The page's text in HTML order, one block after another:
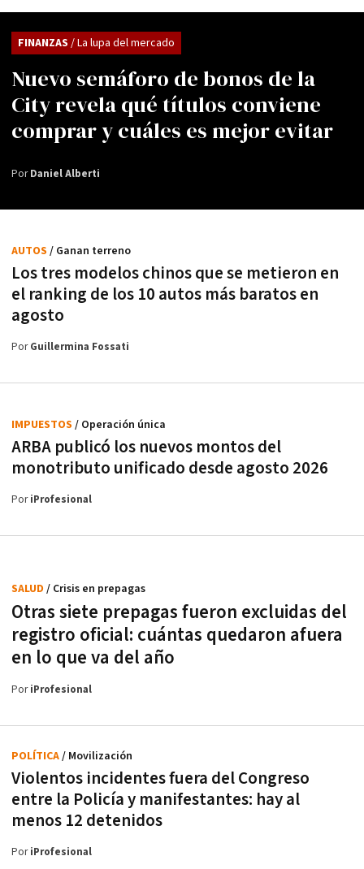
Nuevo semáforo de bonos de la
City revela qué títulos conviene
comprar y cuáles es mejor evitar
FINANZAS / La lupa del mercado
PorDaniel Alberti
Los tres modelos chinos que se metieron en
el ranking de los 10 autos más baratos en
agosto
AUTOS / Ganan terreno
PorGuillermina Fossati
ARBA publicó los nuevos montos del
monotributo unificado desde agosto 2026
IMPUESTOS / Operación única
PoriProfesional
Otras siete prepagas fueron excluidas del
registro oficial: cuántas quedaron afuera
en lo que va del año
SALUD / Crisis en prepagas
PoriProfesional
Violentos incidentes fuera del Congreso
entre la Policía y manifestantes: hay al
menos 12 detenidos
POLÍTICA/ Movilización
PoriProfesional